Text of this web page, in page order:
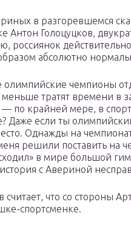
в разгоревшемся
Антон Голоцуцков,
россиянок
абсолютно
олимпийские чемпионы
тратят времени в
— по крайней мере, в
Даже если ты
Однажды на
решили поставить на
в мире большой
с Авериной
считает, что со стороны
спортсменке.